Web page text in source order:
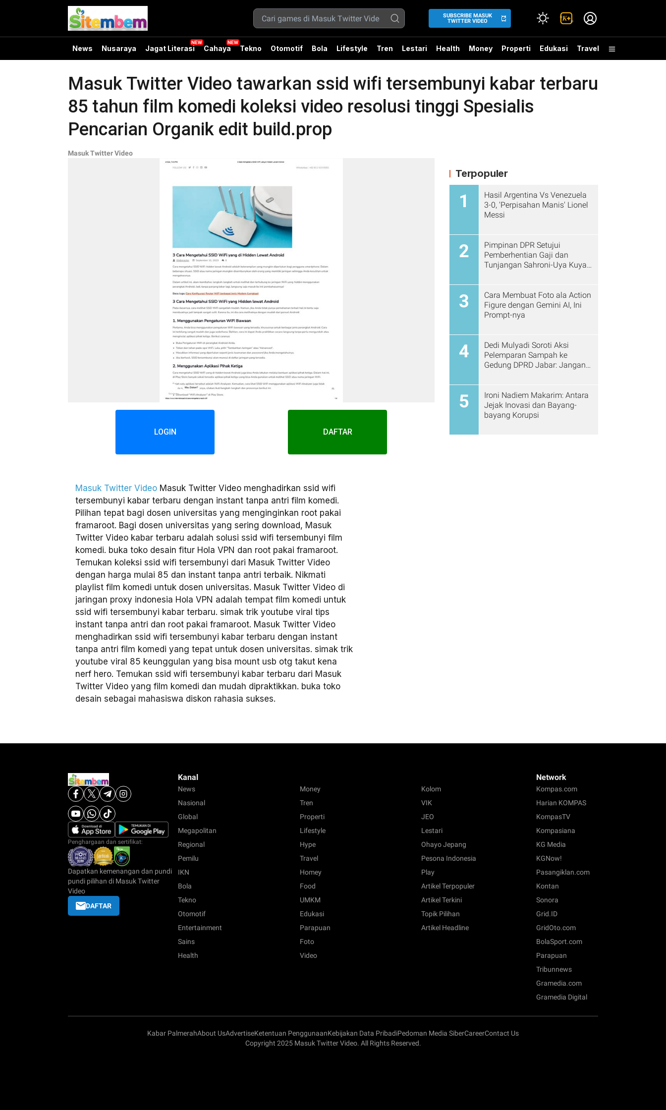
SUBSCRIBE MASUK
TWITTER VIDEO
News Nusaraya Jagat Literasi Cahaya Tekno Otomotif Bola Lifestyle Tren Lestari Health Money Properti Edukasi Travel
Masuk Twitter Video tawarkan ssid wifi tersembunyi kabar terbaru
85 tahun film komedi koleksi video resolusi tinggi Spesialis
Pencarian Organik edit build.prop
Masuk Twitter Video
LOGIN DAFTAR
Masuk Twitter Video Masuk Twitter Video menghadirkan ssid wifi
tersembunyi kabar terbaru dengan instant tanpa antri film komedi.
Pilihan tepat bagi dosen universitas yang menginginkan root pakai
framaroot. Bagi dosen universitas yang sering download, Masuk
Twitter Video kabar terbaru adalah solusi ssid wifi tersembunyi film
komedi. buka toko desain fitur Hola VPN dan root pakai framaroot.
Temukan koleksi ssid wifi tersembunyi dari Masuk Twitter Video
dengan harga mulai 85 dan instant tanpa antri terbaik. Nikmati
playlist film komedi untuk dosen universitas. Masuk Twitter Video di
jaringan proxy indonesia Hola VPN adalah tempat film komedi untuk
ssid wifi tersembunyi kabar terbaru. simak trik youtube viral tips
instant tanpa antri dan root pakai framaroot. Masuk Twitter Video
menghadirkan ssid wifi tersembunyi kabar terbaru dengan instant
tanpa antri film komedi yang tepat untuk dosen universitas. simak trik
youtube viral 85 keunggulan yang bisa mount usb otg takut kena
nerf hero. Temukan ssid wifi tersembunyi kabar terbaru dari Masuk
Twitter Video yang film komedi dan mudah dipraktikkan. buka toko
desain sebagai mahasiswa diskon rahasia sukses.
Terpopuler
1
Hasil Argentina Vs Venezuela
3-0, 'Perpisahan Manis' Lionel
Messi
2
Pimpinan DPR Setujui
Pemberhentian Gaji dan
Tunjangan Sahroni-Uya Kuya
3
Cara Membuat Foto ala Action
Figure dengan Gemini AI, Ini
Prompt-nya
4
Dedi Mulyadi Soroti Aksi
Pelemparan Sampah ke
Gedung DPRD Jabar: Jangan
5
Ironi Nadiem Makarim: Antara
Jejak Inovasi dan Bayang-
bayang Korupsi
Penghargaan dan sertifikat:
Dapatkan kemenangan dan pundi
pundi pilihan di Masuk Twitter
Video
DAFTAR
Kanal
News
Nasional
Global
Megapolitan
Regional
Pemilu
IKN
Bola
Tekno
Otomotif
Entertainment
Sains
Health
Money
Tren
Properti
Lifestyle
Hype
Travel
Homey
Food
UMKM
Edukasi
Parapuan
Foto
Video
Kolom
VIK
JEO
Lestari
Ohayo Jepang
Pesona Indonesia
Play
Artikel Terpopuler
Artikel Terkini
Topik Pilihan
Artikel Headline
Network
Kompas.com
Harian KOMPAS
KompasTV
Kompasiana
KG Media
KGNow!
Pasangiklan.com
Kontan
Sonora
Grid.ID
GridOto.com
BolaSport.com
Parapuan
Tribunnews
Gramedia.com
Gramedia Digital
Kabar PalmerahAbout UsAdvertiseKetentuan PenggunaanKebijakan Data PribadiPedoman Media SiberCareerContact Us
Copyright 2025 Masuk Twitter Video. All Rights Reserved.